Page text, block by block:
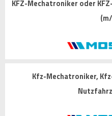
KFZ-Mechatroniker oder
Kfz-Mechatroniker,